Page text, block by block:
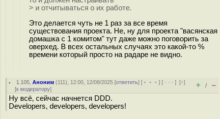
> и отчитываться о их работе.
Это делается чуть не 1 раз за все время
существования проекта. Не, ну для проекта "васянская
домашка с 1 комитом" тут даже можно поговорить за
оверхед. В всех остальных случаях это какой-то %
времени который просто на радаре не видно.
1.105 ,Аноним (111), 12:00, 12/08/2025 [ответить] [ ﹢﹢﹢] [ · · ·][↑]
[к модератору] + / –
Ну всё, сейчас начнется DDD.
Developers, developers, developers!